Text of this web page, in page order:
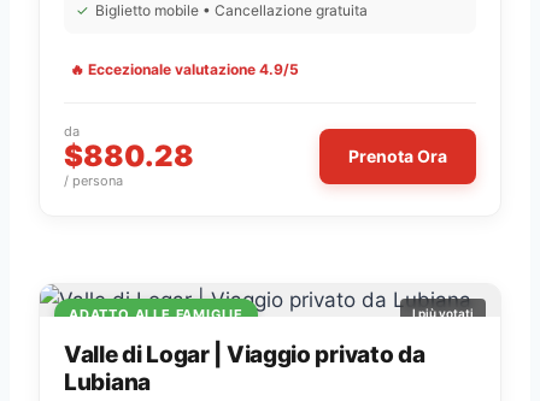
✓ Biglietto mobile • Cancellazione gratuita
🔥 Eccezionale valutazione 4.9/5
da
$880.28
/ persona
Prenota Ora
ADATTO ALLE FAMIGLIE I più votati
Valle di Logar | Viaggio privato da
Lubiana